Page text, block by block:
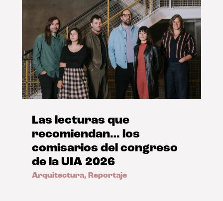
Las lecturas que
recomiendan… los
comisarios del congreso
de la UIA 2026
Arquitectura, Reportaje